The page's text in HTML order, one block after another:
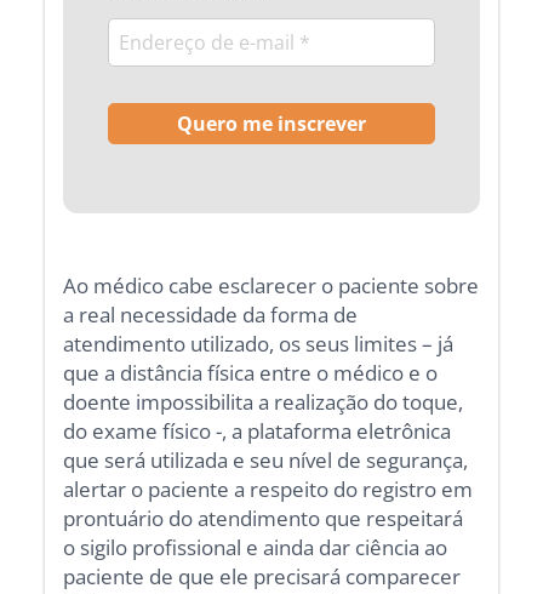
Ao médico cabe esclarecer o paciente sobre
a real necessidade da forma de
atendimento utilizado, os seus limites – já
que a distância física entre o médico e o
doente impossibilita a realização do toque,
do exame físico -, a plataforma eletrônica
que será utilizada e seu nível de segurança,
alertar o paciente a respeito do registro em
prontuário do atendimento que respeitará
o sigilo profissional e ainda dar ciência ao
paciente de que ele precisará comparecer